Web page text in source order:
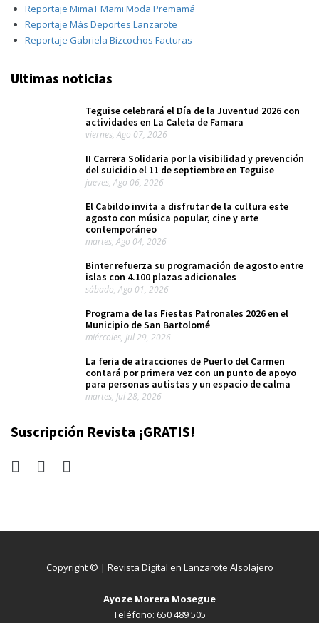
Reportaje MimaT Mami Moda Premamá
Reportaje Más Deportes Lanzarote
Reportaje Gabriela Bizcochos Facturas
Ultimas noticias
Teguise celebrará el Día de la Juventud 2026 con
actividades en La Caleta de Famara
viernes, Ago 07, 2026
II Carrera Solidaria por la visibilidad y prevención
del suicidio el 11 de septiembre en Teguise
jueves, Ago 06, 2026
El Cabildo invita a disfrutar de la cultura este
agosto con música popular, cine y arte
contemporáneo
martes, Ago 04, 2026
Binter refuerza su programación de agosto entre
islas con 4.100 plazas adicionales
sábado, Ago 01, 2026
Programa de las Fiestas Patronales 2026 en el
Municipio de San Bartolomé
miércoles, Jul 29, 2026
La feria de atracciones de Puerto del Carmen
contará por primera vez con un punto de apoyo
para personas autistas y un espacio de calma
martes, Jul 28, 2026
Suscripción Revista ¡GRATIS!
Copyright © | Revista Digital en Lanzarote Alsolajero
Ayoze Morera Mosegue
Teléfono: 650 489 505